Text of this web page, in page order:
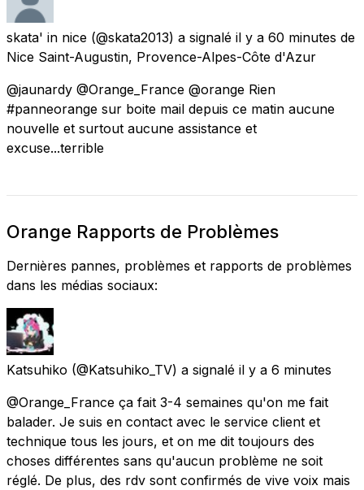
skata' in nice (@skata2013) a signalé il y a 60 minutes de
Nice Saint-Augustin, Provence-Alpes-Côte d'Azur
@jaunardy @Orange_France @orange Rien
#panneorange sur boite mail depuis ce matin aucune
nouvelle et surtout aucune assistance et
excuse...terrible
Orange Rapports de Problèmes
Dernières pannes, problèmes et rapports de problèmes
dans les médias sociaux:
Katsuhiko (@Katsuhiko_TV) a signalé il y a 6 minutes
@Orange_France ça fait 3-4 semaines qu'on me fait
balader. Je suis en contact avec le service client et
technique tous les jours, et on me dit toujours des
choses différentes sans qu'aucun problème ne soit
réglé. De plus, des rdv sont confirmés de vive voix mais